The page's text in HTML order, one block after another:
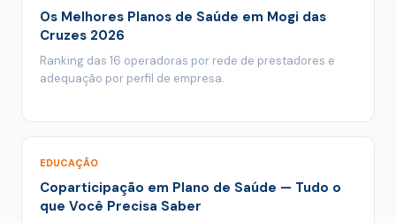
Os Melhores Planos de Saúde em Mogi das
Cruzes 2026
Ranking das 16 operadoras por rede de prestadores e
adequação por perfil de empresa.
EDUCAÇÃO
Coparticipação em Plano de Saúde — Tudo o
que Você Precisa Saber